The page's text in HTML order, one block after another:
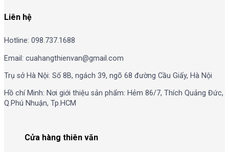
Liên hệ
Hotline: 098.737.1688
Email: cuahangthienvan@gmail.com
Trụ sở Hà Nội: Số 8B, ngách 39, ngõ 68 đường Cầu Giấy, Hà Nội
Hồ chí Minh: Nơi giới thiệu sản phẩm: Hẻm 86/7, Thích Quảng Đức,
Q.Phú Nhuận, Tp.HCM
Cửa hàng thiên văn